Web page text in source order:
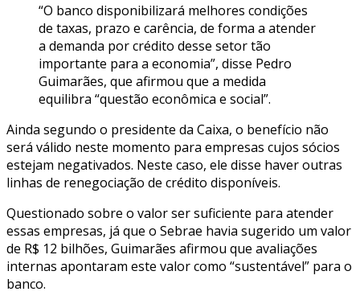
“O banco disponibilizará melhores condições
de taxas, prazo e carência, de forma a atender
a demanda por crédito desse setor tão
importante para a economia”, disse Pedro
Guimarães, que afirmou que a medida
equilibra “questão econômica e social”.
Ainda segundo o presidente da Caixa, o benefício não
será válido neste momento para empresas cujos sócios
estejam negativados. Neste caso, ele disse haver outras
linhas de renegociação de crédito disponíveis.
Questionado sobre o valor ser suficiente para atender
essas empresas, já que o Sebrae havia sugerido um valor
de R$ 12 bilhões, Guimarães afirmou que avaliações
internas apontaram este valor como “sustentável” para o
banco.